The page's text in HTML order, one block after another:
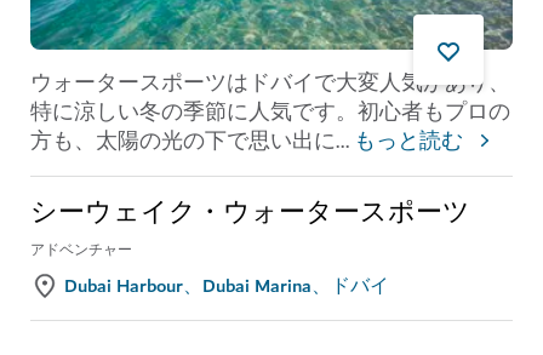
ウォータースポーツはドバイで大変人気があり、
特に涼しい冬の季節に人気です。初心者もプロの
方も、太陽の光の下で思い出に... もっと読む
シーウェイク・ウォータースポーツ
アドベンチャー
Dubai Harbour、Dubai Marina、ドバイ